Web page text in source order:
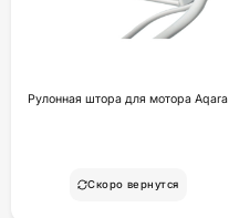
Рулонная штора для мотора Aqara
Скоро вернутся